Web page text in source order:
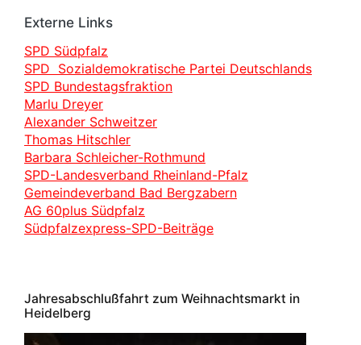
Externe Links
SPD Südpfalz
SPD Sozialdemokratische Partei Deutschlands
SPD Bundestagsfraktion
Marlu Dreyer
Alexander Schweitzer
Thomas Hitschler
Barbara Schleicher-Rothmund
SPD-Landesverband Rheinland-Pfalz
Gemeindeverband Bad Bergzabern
AG 60plus Südpfalz
Südpfalzexpress-SPD-Beiträge
Jahresabschlußfahrt zum Weihnachtsmarkt in
Heidelberg